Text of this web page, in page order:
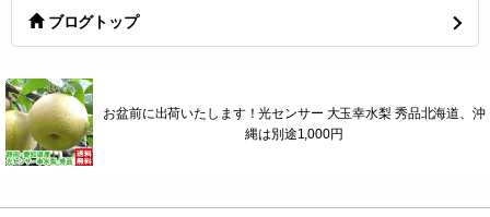
ブログトップ
お盆前に出荷いたします！光センサー 大玉幸水梨 秀品北海道、沖
縄は別途1,000円